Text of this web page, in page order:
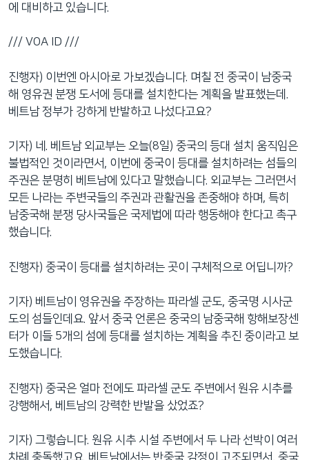
에 대비하고 있습니다.
/// VOA ID ///
진행자) 이번엔 아시아로 가보겠습니다. 며칠 전 중국이 남중국
해 영유권 분쟁 도서에 등대를 설치한다는 계획을 발표했는데.
베트남 정부가 강하게 반발하고 나섰다고요?
기자) 네. 베트남 외교부는 오늘(8일) 중국의 등대 설치 움직임은
불법적인 것이라면서, 이번에 중국이 등대를 설치하려는 섬들의
주권은 분명히 베트남에 있다고 말했습니다. 외교부는 그러면서
모든 나라는 주변국들의 주권과 관활권을 존중해야 하며, 특히
남중국해 분쟁 당사국들은 국제법에 따라 행동해야 한다고 촉구
했습니다.
진행자) 중국이 등대를 설치하려는 곳이 구체적으로 어딥니까?
기자) 베트남이 영유권을 주장하는 파라셀 군도, 중국명 시사군
도의 섬들인데요. 앞서 중국 언론은 중국의 남중국해 항해보장센
터가 이들 5개의 섬에 등대를 설치하는 계획을 추진 중이라고 보
도했습니다.
진행자) 중국은 얼마 전에도 파라셀 군도 주변에서 원유 시추를
강행해서, 베트남의 강력한 반발을 샀었죠?
기자) 그렇습니다. 원유 시추 시설 주변에서 두 나라 선박이 여러
차례 충돌했고요. 베트남에서는 반중국 감정이 고조되면서, 중국